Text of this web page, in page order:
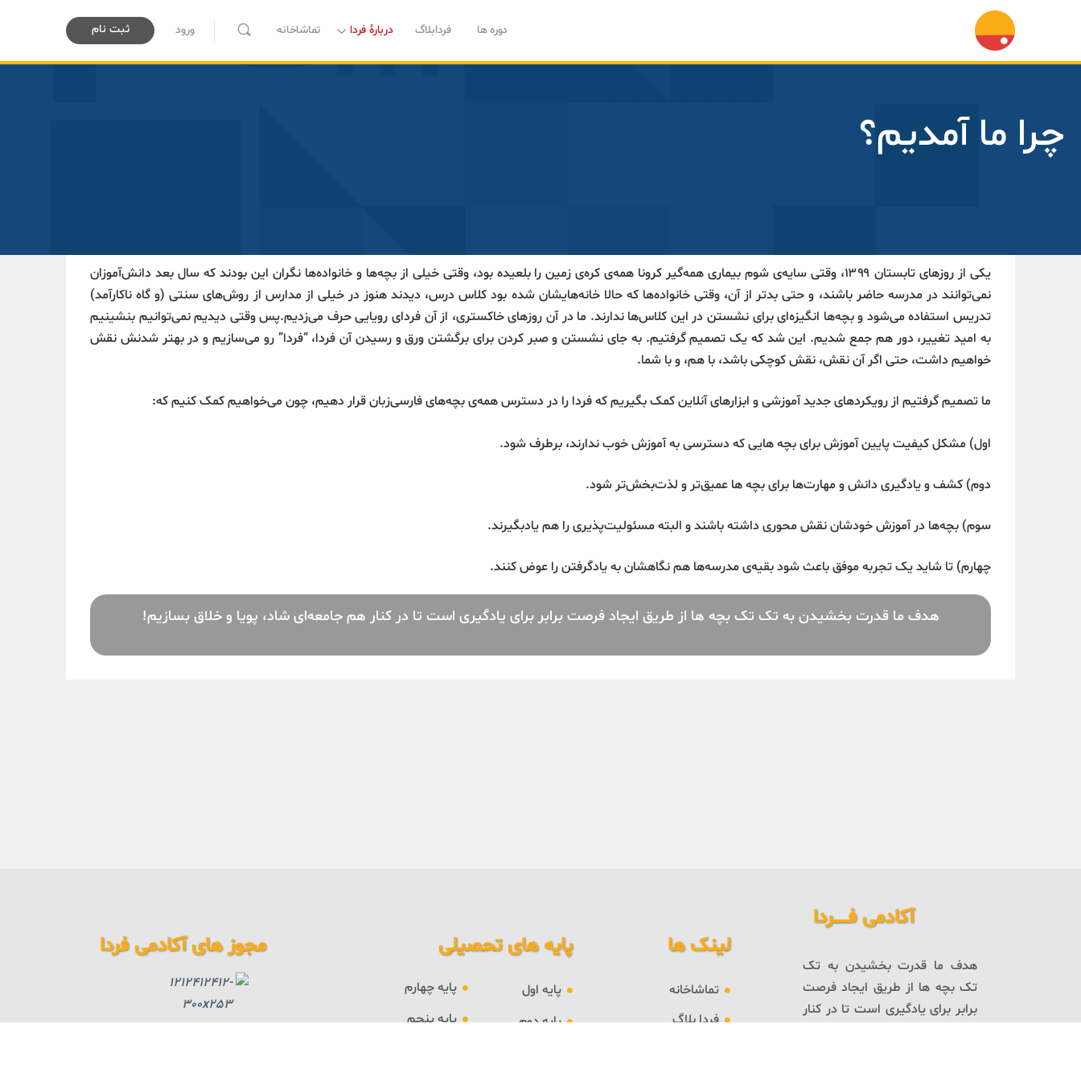
دوره ها فردابلاگ دربارۀ فردا تماشاخانه ورود ثبت نام
چرا ما آمدیم؟
یکی از روزهای تابستان ۱۳۹۹، وقتی سایه‌ی شوم بیماری همه‌گیر کرونا همه‌ی کره‌ی زمین را بلعیده بود، وقتی خیلی از بچه‌ها و خانواده‌ها نگران این بودند که سال بعد دانش‌آموزان
نمی‌توانند در مدرسه حاضر باشند، و حتی بدتر از آن، وقتی خانواده‌ها که حالا خانه‌هایشان شده بود کلاس درس، دیدند هنوز در خیلی از مدارس از روش‌های سنتی (و گاه ناکارآمد)
تدریس استفاده می‌شود و بچه‌ها انگیزه‌ای برای نشستن در این کلاس‌ها ندارند. ما در آن روزهای خاکستری، از آن فردای رویایی حرف می‌زدیم.پس وقتی دیدیم نمی‌توانیم بنشینیم
به امید تغییر، دور هم جمع شدیم. این شد که یک تصمیم گرفتیم. به جای نشستن و صبر کردن برای برگشتن ورق و رسیدن آن فردا، “فردا” رو می‌سازیم و در بهتر شدنش نقش
خواهیم داشت، حتی اگر آن نقش، نقش کوچکی باشد، با هم، و با شما.
ما تصمیم گرفتیم از رویکردهای جدید آموزشی و ابزارهای آنلاین کمک بگیریم که فردا را در دسترس همه‌ی بچه‌های فارسی‌زبان قرار دهیم، چون می‌خواهیم کمک کنیم که:
اول) مشکل کیفیت پایین آموزش برای بچه هایی که دسترسی به آموزش خوب ندارند، برطرف شود.
دوم) کشف و یادگیری دانش و مهارت‌ها برای بچه ها عمیق‌تر و لذت‌بخش‌تر شود.
سوم) بچه‌ها در آموزش خودشان نقش محوری داشته باشند و البته مسئولیت‌پذیری را هم یادبگیرند.
چهارم) تا شاید یک تجربه موفق باعث شود بقیه‌ی مدرسه‌ها هم نگاهشان به یادگرفتن را عوض کنند.
هدف ما قدرت بخشیدن به تک تک بچه ها از طریق ایجاد فرصت برابر برای یادگیری است تا در کنار هم جامعه‌ای شاد، پویا و خلاق بسازیم!
آکادمی فــــــردا
هدف ما قدرت بخشیدن به تک
تک بچه ها از طریق ایجاد فرصت
برابر برای یادگیری است تا در کنار
لینک ها
تماشاخانه
فردا بلاگ
پایه های تحصیلی
پایه اول
پایه دوم
پایه چهارم
پایه پنجم
مجوز های آکادمی فردا